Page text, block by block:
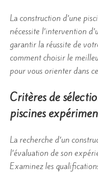
La construction d’une
nécessite l’intervention
garantir la réussite de
comment choisir le
pour vous orienter dans
Critères de
piscines
La recherche d’un
l’évaluation de son
Examinez les